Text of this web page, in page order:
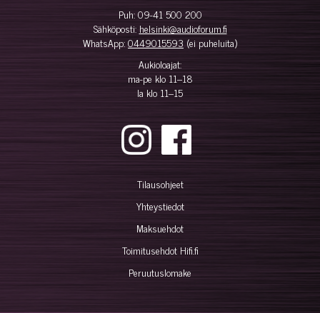
Puh:09-41 500 200
Sähköposti: helsinki@audioforum.fi
WhatsApp:0449015593 (ei puheluita)
Aukioloajat:
ma-pe klo 11–18
la klo 11–15
Tilausohjeet
Yhteystiedot
Maksuehdot
Toimitusehdot Hifi.fi
Peruutuslomake